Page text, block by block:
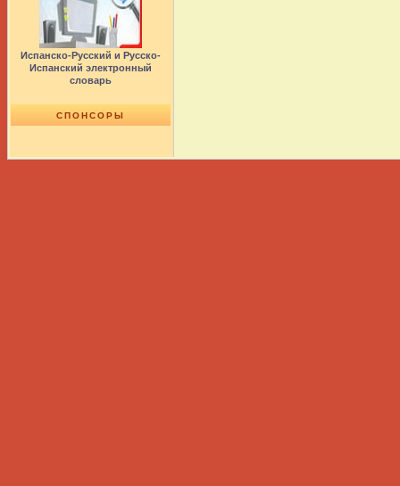
Испанско-Русский и Русско-
Испанский электронный
словарь
СПОНСОРЫ